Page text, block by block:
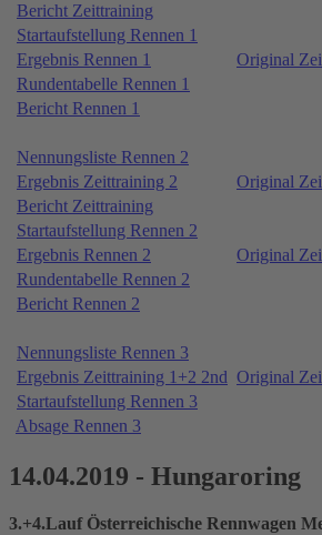
Bericht Zeittraining
Startaufstellung Rennen 1
Ergebnis Rennen 1
Original
Rundentabelle Rennen 1
Bericht Rennen 1
Nennungsliste Rennen 2
Ergebnis Zeittraining 2
Original
Bericht Zeittraining
Startaufstellung Rennen 2
Ergebnis Rennen 2
Original
Rundentabelle Rennen 2
Bericht Rennen 2
Nennungsliste Rennen 3
Ergebnis Zeittraining 1+2 2nd Original
Startaufstellung Rennen 3
Absage Rennen 3
14.04.2019 - Hungaroring
3.+4.Lauf Österreichische Rennwagen